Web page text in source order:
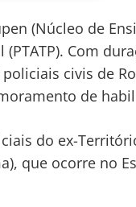
(Núcleo de
Com
civis de
de
do ex-
que ocorre no